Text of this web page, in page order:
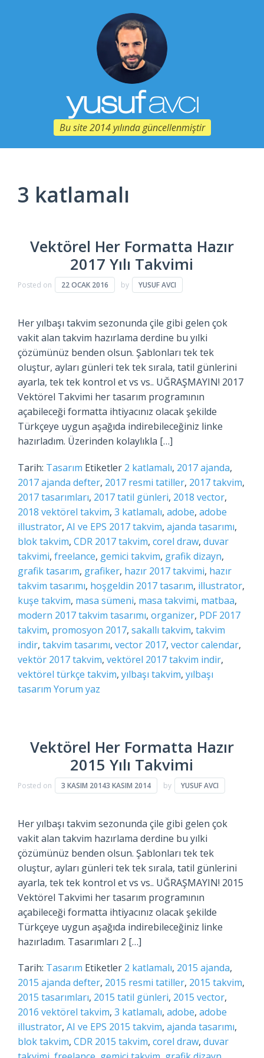
Bu site 2014 yılında güncellenmiştir
3 katlamalı
Vektörel Her Formatta Hazır
2017 Yılı Takvimi
Posted on 22 OCAK 2016 by YUSUF AVCI
Her yılbaşı takvim sezonunda çile gibi gelen çok
vakit alan takvim hazırlama derdine bu yılki
çözümünüz benden olsun. Şablonları tek tek
oluştur, ayları günleri tek tek sırala, tatil günlerini
ayarla, tek tek kontrol et vs vs.. UĞRAŞMAYIN! 2017
Vektörel Takvimi her tasarım programının
açabileceği formatta ihtiyacınız olacak şekilde
Türkçeye uygun aşağıda indirebileceğiniz linke
hazırladım. Üzerinden kolaylıkla […]
Tarih: Tasarım Etiketler 2 katlamalı, 2017 ajanda,
2017 ajanda defter, 2017 resmi tatiller, 2017 takvim,
2017 tasarımları, 2017 tatil günleri, 2018 vector,
2018 vektörel takvim, 3 katlamalı, adobe, adobe
illustrator, AI ve EPS 2017 takvim, ajanda tasarımı,
blok takvim, CDR 2017 takvim, corel draw, duvar
takvimi, freelance, gemici takvim, grafik dizayn,
grafik tasarım, grafiker, hazır 2017 takvimi, hazır
takvim tasarımı, hoşgeldin 2017 tasarım, illustrator,
kuşe takvim, masa sümeni, masa takvimi, matbaa,
modern 2017 takvim tasarımı, organizer, PDF 2017
takvim, promosyon 2017, sakallı takvim, takvim
indir, takvim tasarımı, vector 2017, vector calendar,
vektör 2017 takvim, vektörel 2017 takvim indir,
vektörel türkçe takvim, yılbaşı takvim, yılbaşı
tasarım Yorum yaz
Vektörel Her Formatta Hazır
2015 Yılı Takvimi
Posted on 3 KASIM 20143 KASIM 2014 by YUSUF AVCI
Her yılbaşı takvim sezonunda çile gibi gelen çok
vakit alan takvim hazırlama derdine bu yılki
çözümünüz benden olsun. Şablonları tek tek
oluştur, ayları günleri tek tek sırala, tatil günlerini
ayarla, tek tek kontrol et vs vs.. UĞRAŞMAYIN! 2015
Vektörel Takvimi her tasarım programının
açabileceği formatta ihtiyacınız olacak şekilde
Türkçeye uygun aşağıda indirebileceğiniz linke
hazırladım. Tasarımları 2 […]
Tarih: Tasarım Etiketler 2 katlamalı, 2015 ajanda,
2015 ajanda defter, 2015 resmi tatiller, 2015 takvim,
2015 tasarımları, 2015 tatil günleri, 2015 vector,
2016 vektörel takvim, 3 katlamalı, adobe, adobe
illustrator, AI ve EPS 2015 takvim, ajanda tasarımı,
blok takvim, CDR 2015 takvim, corel draw, duvar